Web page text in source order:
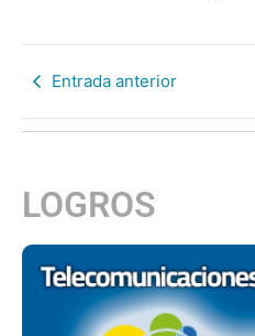
Entrada anterior
LOGROS